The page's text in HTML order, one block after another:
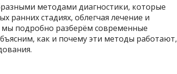
методами диагностики, которые
ранних стадиях, облегчая лечение и
мы подробно разберём современные
как и почему эти методы работают,